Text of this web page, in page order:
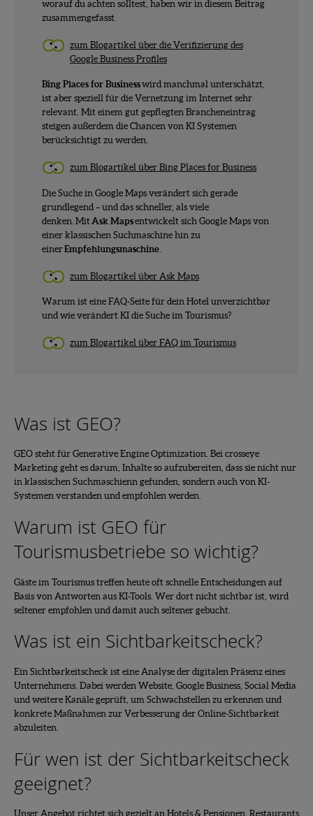
worauf du achten solltest, haben wir in diesem Beitrag
zusammengefasst.
zum Blogartikel über die Verifizierung des
Google Business Profiles
Bing Places for Businesswird manchmal unterschätzt,
ist aber speziell für die Vernetzung im Internet sehr
relevant. Mit einem gut gepflegten Brancheneintrag
steigen außerdem die Chancen von KI Systemen
berücksichtigt zu werden.
zum Blogartikel über Bing Places for Business
Die Suche in Google Maps verändert sich gerade
grundlegend – und das schneller, als viele
denken. Mit Ask Mapsentwickelt sich Google Maps von
einer klassischen Suchmaschine hin zu
einerEmpfehlungsmaschine
zum Blogartikel über Ask Maps
Warum ist eine FAQ-Seite für dein Hotel unverzichtbar
und wie verändert KI die Suche im Tourismus?
zum Blogartikel über FAQ im Tourismus
Was ist GEO?
GEO steht für Generative Engine Optimization. Bei crosseye
Marketing geht es darum, Inhalte so aufzubereiten, dass sie nicht nur
in klassischen Suchmaschienn gefunden, sondern auch von KI-
Systemen verstanden und empfohlen werden.
Warum ist GEO für
Tourismusbetriebe so wichtig?
Gäste im Tourismus treffen heute oft schnelle Entscheidungen auf
Basis von Antworten aus KI-Tools. Wer dort nicht sichtbar ist, wird
seltener empfohlen und damit auch seltener gebucht.
Was ist ein Sichtbarkeitscheck?
Ein Sichtbarkeitscheck ist eine Analyse der digitalen Präsenz eines
Unternehmens. Dabei werden Website, Google Business, Social Media
und weitere Kanäle geprüft, um Schwachstellen zu erkennen und
konkrete Maßnahmen zur Verbesserung der Online-Sichtbarkeit
abzuleiten.
Für wen ist der Sichtbarkeitscheck
geeignet?
Unser Angebot richtet sich gezielt an Hotels & Pensionen, Restaurants